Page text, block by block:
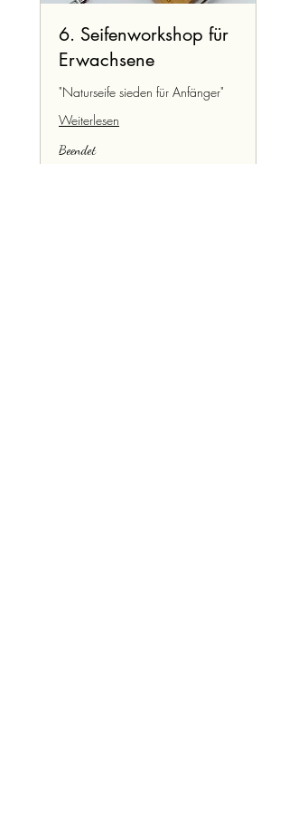
6. Seifenworkshop für
Erwachsene
"Naturseife sieden für Anfänger"
Weiterlesen
Beendet